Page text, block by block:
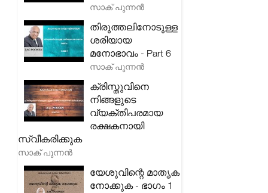
സാക് പുന്നൻ
തിരുത്തലിനോടുള്ള
ശരിയായ
മനോഭാവം - Part 6
സാക് പുന്നൻ
ക്രിസ്തുവിനെ
നിങ്ങളുടെ
വ്യക്തിപരമായ
രക്ഷകനായി
സ്വീകരിക്കുക
സാക് പുന്നൻ
യേശുവിന്റെ മാതൃക
നോക്കുക - ഭാഗം 1